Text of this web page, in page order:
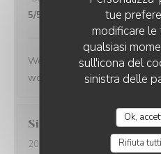
tue
modificare le
qualsiasi
sull'icona del
sinistra delle
Ok,
Rifiuta
5/5
We had a great evening at
wonderful and the food was
Simon
2026-05-25
- 21:45 - Ospiti 1